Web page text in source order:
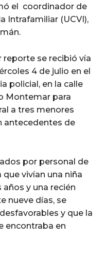
el coordinador de
Intrafamiliar (UCVI),
se recibió vía
4 de julio en el
policial, en la calle
Montemar para
a tres menores
antecedentes de
por personal de
que vivían una niña
y una recién
nueve días, se
y que la
encontraba en